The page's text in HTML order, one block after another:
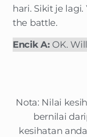
hari. Sikit je lagi.
the battle.
Encik A: OK.
Nota: Nilai
bernilai
kesihatan